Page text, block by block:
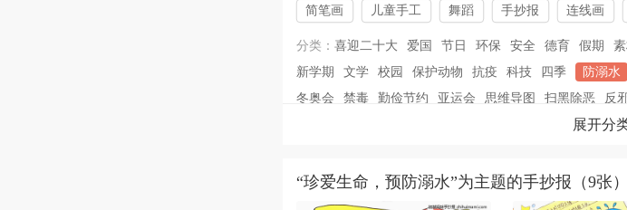
简笔画 儿童手工 舞蹈 手抄报 连线画
分类： 喜迎二十大 爱国 节日 环保 安全 德育 假期
新学期
文学 校园 保护动物 抗疫 科技 四季 防溺水
冬奥会
禁毒 勤俭节约 亚运会 思维导图 扫黑除恶 反
劳动节
青年节 端午节 母亲节 儿童节 父亲节
展开分
“珍爱生命，预防溺水”为主题的手抄报（9张）